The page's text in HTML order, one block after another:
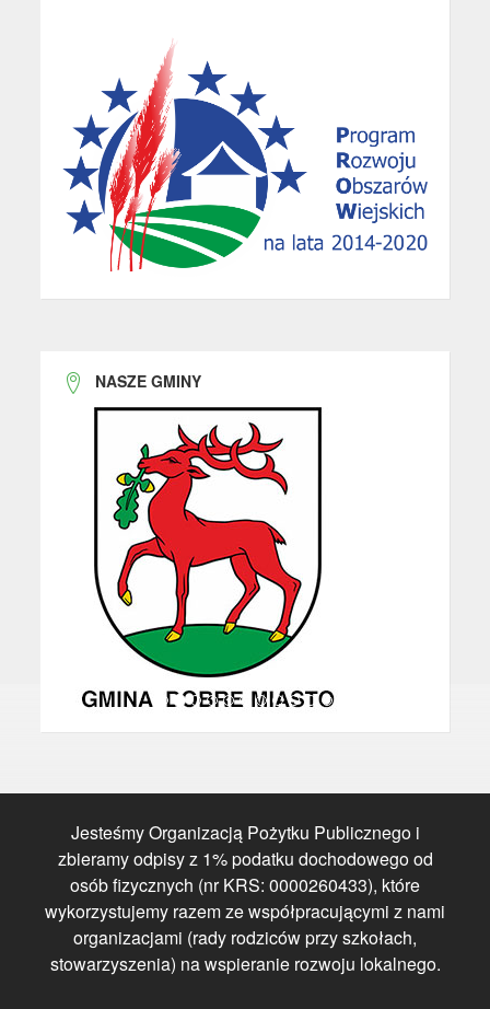
NASZE GMINY
Jesteśmy Organizacją Pożytku Publicznego i
zbieramy odpisy z 1% podatku dochodowego od
osób fizycznych (nr KRS: 0000260433), które
wykorzystujemy razem ze współpracującymi z nami
organizacjami (rady rodziców przy szkołach,
stowarzyszenia) na wspieranie rozwoju lokalnego.